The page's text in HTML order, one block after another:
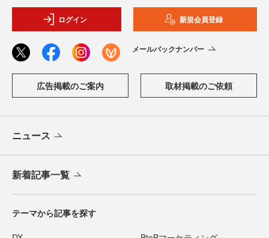
ログイン 新規会員登録
メールバックナンバー
広告掲載のご案内 取材掲載のご依頼
ニュース
新着記事一覧
テーマから記事を探す